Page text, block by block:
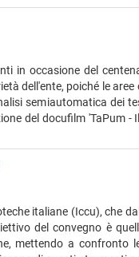
in occasione del
dell'ente, poiché le
semiautomatica dei
del docufilm 'TaPum -
italiane (Iccu), che
del convegno è
mettendo a confronto